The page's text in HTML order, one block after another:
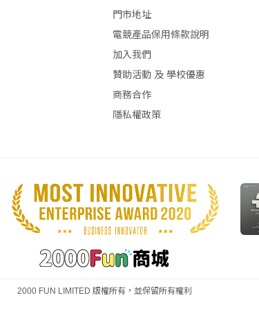
門市地址
電競產品保用條款說明
加入我們
贊助活動 及 學校優惠
商務合作
隱私權政策
2000 FUN LIMITED 版權所有，並保留所有權利